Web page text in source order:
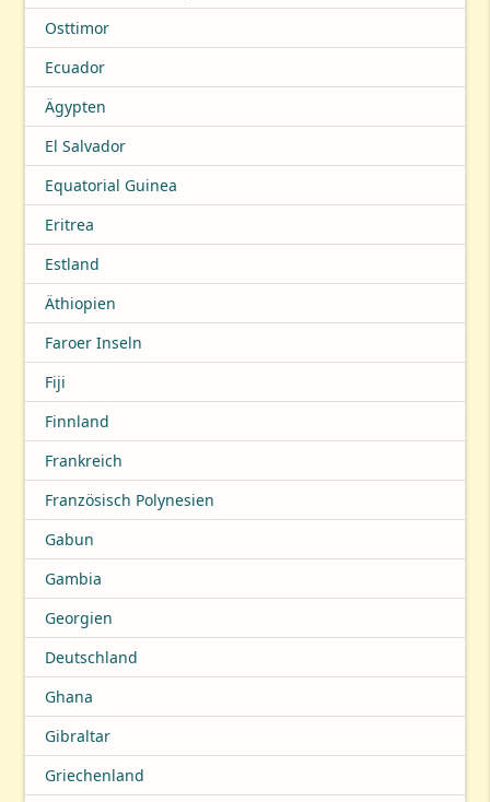
Osttimor
Ecuador
Ägypten
El Salvador
Equatorial Guinea
Eritrea
Estland
Äthiopien
Faroer Inseln
Fiji
Finnland
Frankreich
Französisch Polynesien
Gabun
Gambia
Georgien
Deutschland
Ghana
Gibraltar
Griechenland